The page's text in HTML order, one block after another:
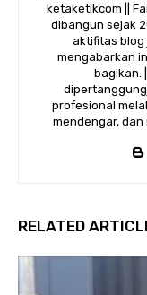
ketaketikcom ||
dibangun sejak
aktifitas blog
mengabarkan
bagikan.
profesional
mendengar, dan
RELATED